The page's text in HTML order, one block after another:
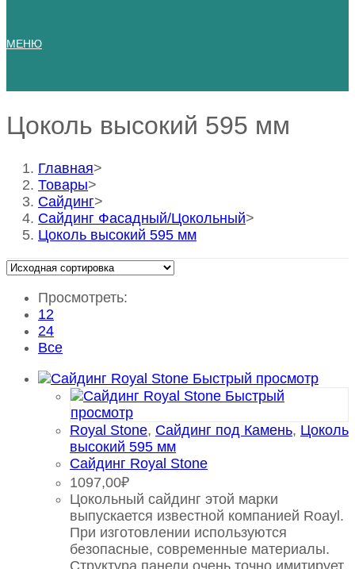
МЕНЮ
Цоколь высокий 595 мм
Главная>
Товары>
Сайдинг>
Сайдинг Фасадный/Цокольный>
Цоколь высокий 595 мм
Просмотреть:
12
24
Все
Быстрый просмотр
Быстрый
просмотр
Royal Stone, Сайдинг под Камень, Цоколь
высокий 595 мм
Сайдинг Royal Stone
1097,00₽
Цокольный сайдинг этой марки
выпускается известной компанией Roayl.
При изготовлении используются
безопасные, современные материалы.
Структура панели очень точно имитирует